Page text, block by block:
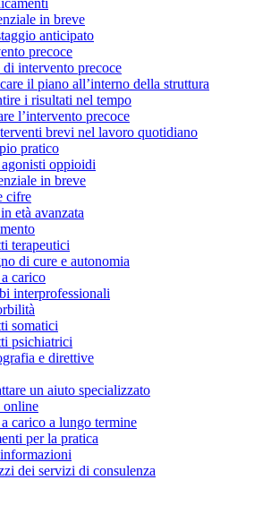
in breve
anticipato
precoce
di intervento precoce
il piano all’interno della struttura
i risultati nel tempo
l’intervento precoce
brevi nel lavoro quotidiano
pratico
oppioidi
in breve
cifre
età avanzata
terapeutici
di cure e autonomia
carico
interprofessionali
somatici
psichiatrici
e direttive
un aiuto specializzato
a carico a lungo termine
per la pratica
dei servizi di consulenza